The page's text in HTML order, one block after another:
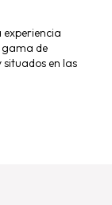
gama de
en las